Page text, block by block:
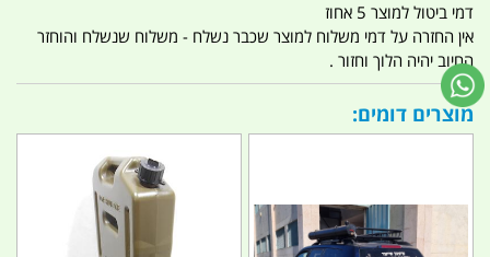
דמי ביטול למוצר 5 אחוז
אין החזרה על דמי משלוח למוצר שכבר נשלח - משלוח שנשלח והוחזר
החיוב יהיה הלוך וחזור .
מוצרים דומים: